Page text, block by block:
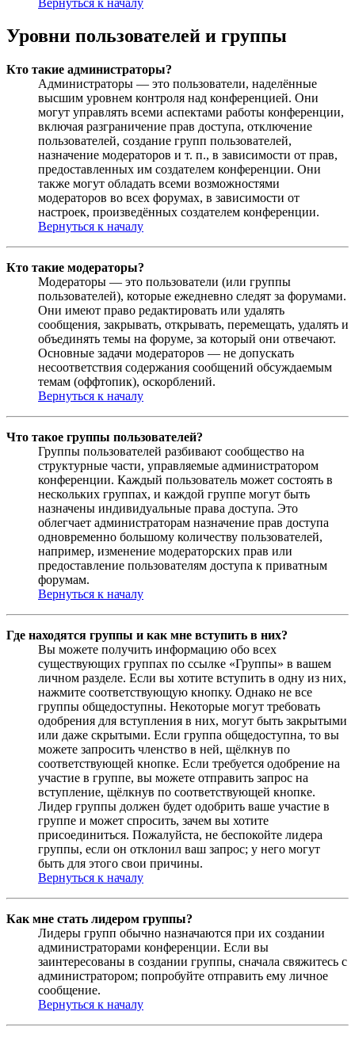
Уровни пользователей и группы
Кто такие администраторы?
Администраторы — это пользователи, наделённые
высшим уровнем контроля над конференцией. Они
могут управлять всеми аспектами работы конференции,
включая разграничение прав доступа, отключение
пользователей, создание групп пользователей,
назначение модераторов и т. п., в зависимости от прав,
предоставленных им создателем конференции. Они
также могут обладать всеми возможностями
модераторов во всех форумах, в зависимости от
настроек, произведённых создателем конференции.
Вернуться к началу
Кто такие модераторы?
Модераторы — это пользователи (или группы
пользователей), которые ежедневно следят за форумами.
Они имеют право редактировать или удалять
сообщения, закрывать, открывать, перемещать, удалять и
объединять темы на форуме, за который они отвечают.
Основные задачи модераторов — не допускать
несоответствия содержания сообщений обсуждаемым
темам (оффтопик), оскорблений.
Вернуться к началу
Что такое группы пользователей?
Группы пользователей разбивают сообщество на
структурные части, управляемые администратором
конференции. Каждый пользователь может состоять в
нескольких группах, и каждой группе могут быть
назначены индивидуальные права доступа. Это
облегчает администраторам назначение прав доступа
одновременно большому количеству пользователей,
например, изменение модераторских прав или
предоставление пользователям доступа к приватным
форумам.
Вернуться к началу
Где находятся группы и как мне вступить в них?
Вы можете получить информацию обо всех
существующих группах по ссылке «Группы» в вашем
личном разделе. Если вы хотите вступить в одну из них,
нажмите соответствующую кнопку. Однако не все
группы общедоступны. Некоторые могут требовать
одобрения для вступления в них, могут быть закрытыми
или даже скрытыми. Если группа общедоступна, то вы
можете запросить членство в ней, щёлкнув по
соответствующей кнопке. Если требуется одобрение на
участие в группе, вы можете отправить запрос на
вступление, щёлкнув по соответствующей кнопке.
Лидер группы должен будет одобрить ваше участие в
группе и может спросить, зачем вы хотите
присоединиться. Пожалуйста, не беспокойте лидера
группы, если он отклонил ваш запрос; у него могут
быть для этого свои причины.
Вернуться к началу
Как мне стать лидером группы?
Лидеры групп обычно назначаются при их создании
администраторами конференции. Если вы
заинтересованы в создании группы, сначала свяжитесь с
администратором; попробуйте отправить ему личное
сообщение.
Вернуться к началу